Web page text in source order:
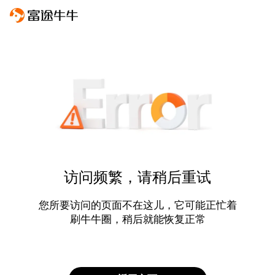
访问频繁，请稍后重试
您所要访问的页面不在这儿，它可能正忙着
刷牛牛圈，稍后就能恢复正常